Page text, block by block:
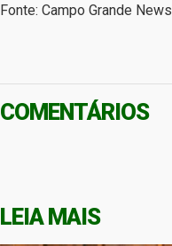
Fonte: Campo Grande News
COMENTÁRIOS
LEIA MAIS